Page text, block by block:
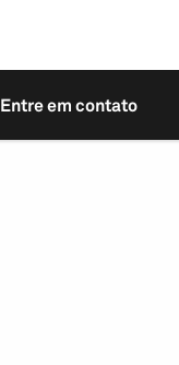
Entre em contato